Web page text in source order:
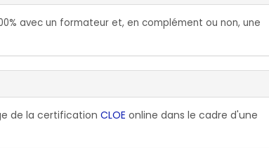
avec un formateur et, en complément ou non, une
de la certification CLOE online dans le cadre d'une